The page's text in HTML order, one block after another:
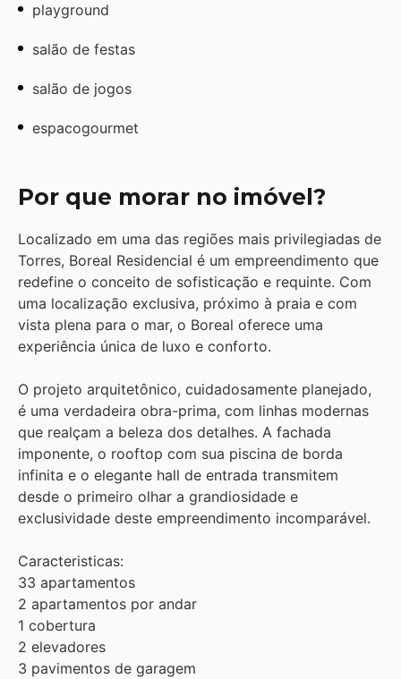
playground
salão de festas
salão de jogos
espacogourmet
Por que morar no imóvel?
Localizado em uma das regiões mais privilegiadas de
Torres, Boreal Residencial é um empreendimento que
redefine o conceito de sofisticação e requinte. Com
uma localização exclusiva, próximo à praia e com
vista plena para o mar, o Boreal oferece uma
experiência única de luxo e conforto.
O projeto arquitetônico, cuidadosamente planejado,
é uma verdadeira obra-prima, com linhas modernas
que realçam a beleza dos detalhes. A fachada
imponente, o rooftop com sua piscina de borda
infinita e o elegante hall de entrada transmitem
desde o primeiro olhar a grandiosidade e
exclusividade deste empreendimento incomparável.
Caracteristicas:
33 apartamentos
2 apartamentos por andar
1 cobertura
2 elevadores
3 pavimentos de garagem